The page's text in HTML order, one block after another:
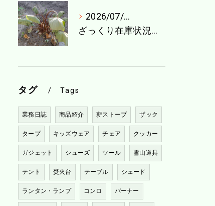
2026/07/21
ざっくり在庫状況（7月4週目）
タグ Tags
業務日誌 商品紹介 薪ストーブ ザック
タープ キッズウェア チェア クッカー
ガジェット シューズ ツール 雪山道具
テント 焚火台 テーブル シェード
ランタン・ランプ コンロ バーナー